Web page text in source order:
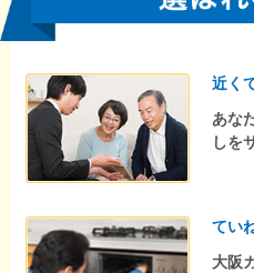
近く
あな
しを
てい
大阪